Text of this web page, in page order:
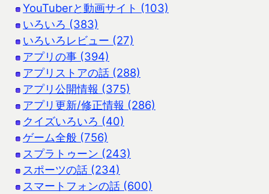
YouTuberと動画サイト (103)
いろいろ (383)
いろいろレビュー (27)
アプリの事 (394)
アプリストアの話 (288)
アプリ公開情報 (375)
アプリ更新/修正情報 (286)
クイズいろいろ (40)
ゲーム全般 (756)
スプラトゥーン (243)
スポーツの話 (234)
スマートフォンの話 (600)